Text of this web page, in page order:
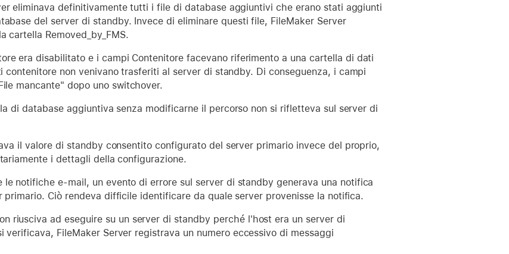
eliminava definitivamente tutti i file di database aggiuntivi che erano stati aggiunti
del server di standby. Invece di eliminare questi file, FileMaker Server
cartella Removed_by_FMS.
era disabilitato e i campi Contenitore facevano riferimento a una cartella di dati
non venivano trasferiti al server di standby. Di conseguenza, i campi
mancante" dopo uno switchover.
di database aggiuntiva senza modificarne il percorso non si rifletteva sul server di
il valore di standby consentito configurato del server primario invece del proprio,
i dettagli della configurazione.
le notifiche e-mail, un evento di errore sul server di standby generava una notifica
primario. Ciò rendeva difficile identificare da quale server provenisse la notifica.
riusciva ad eseguire su un server di standby perché l'host era un server di
verificava, FileMaker Server registrava un numero eccessivo di messaggi